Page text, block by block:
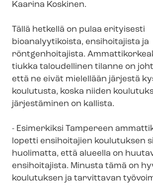
Kaarina Koskinen.
Tällä hetkellä on pulaa erityisesti
bioanalyytikoista, ensihoitajista ja
röntgenhoitajista.
tiukka taloudellinen tilanne on
että ne eivät mielellään järjestä
koulutusta, koska niiden
järjestäminen on kallista.
- Esimerkiksi Tampereen
lopetti ensihoitajien koulutuksen
huolimatta, että alueella on
ensihoitajista. Minusta tämä on
koulutuksen ja tarvittavan